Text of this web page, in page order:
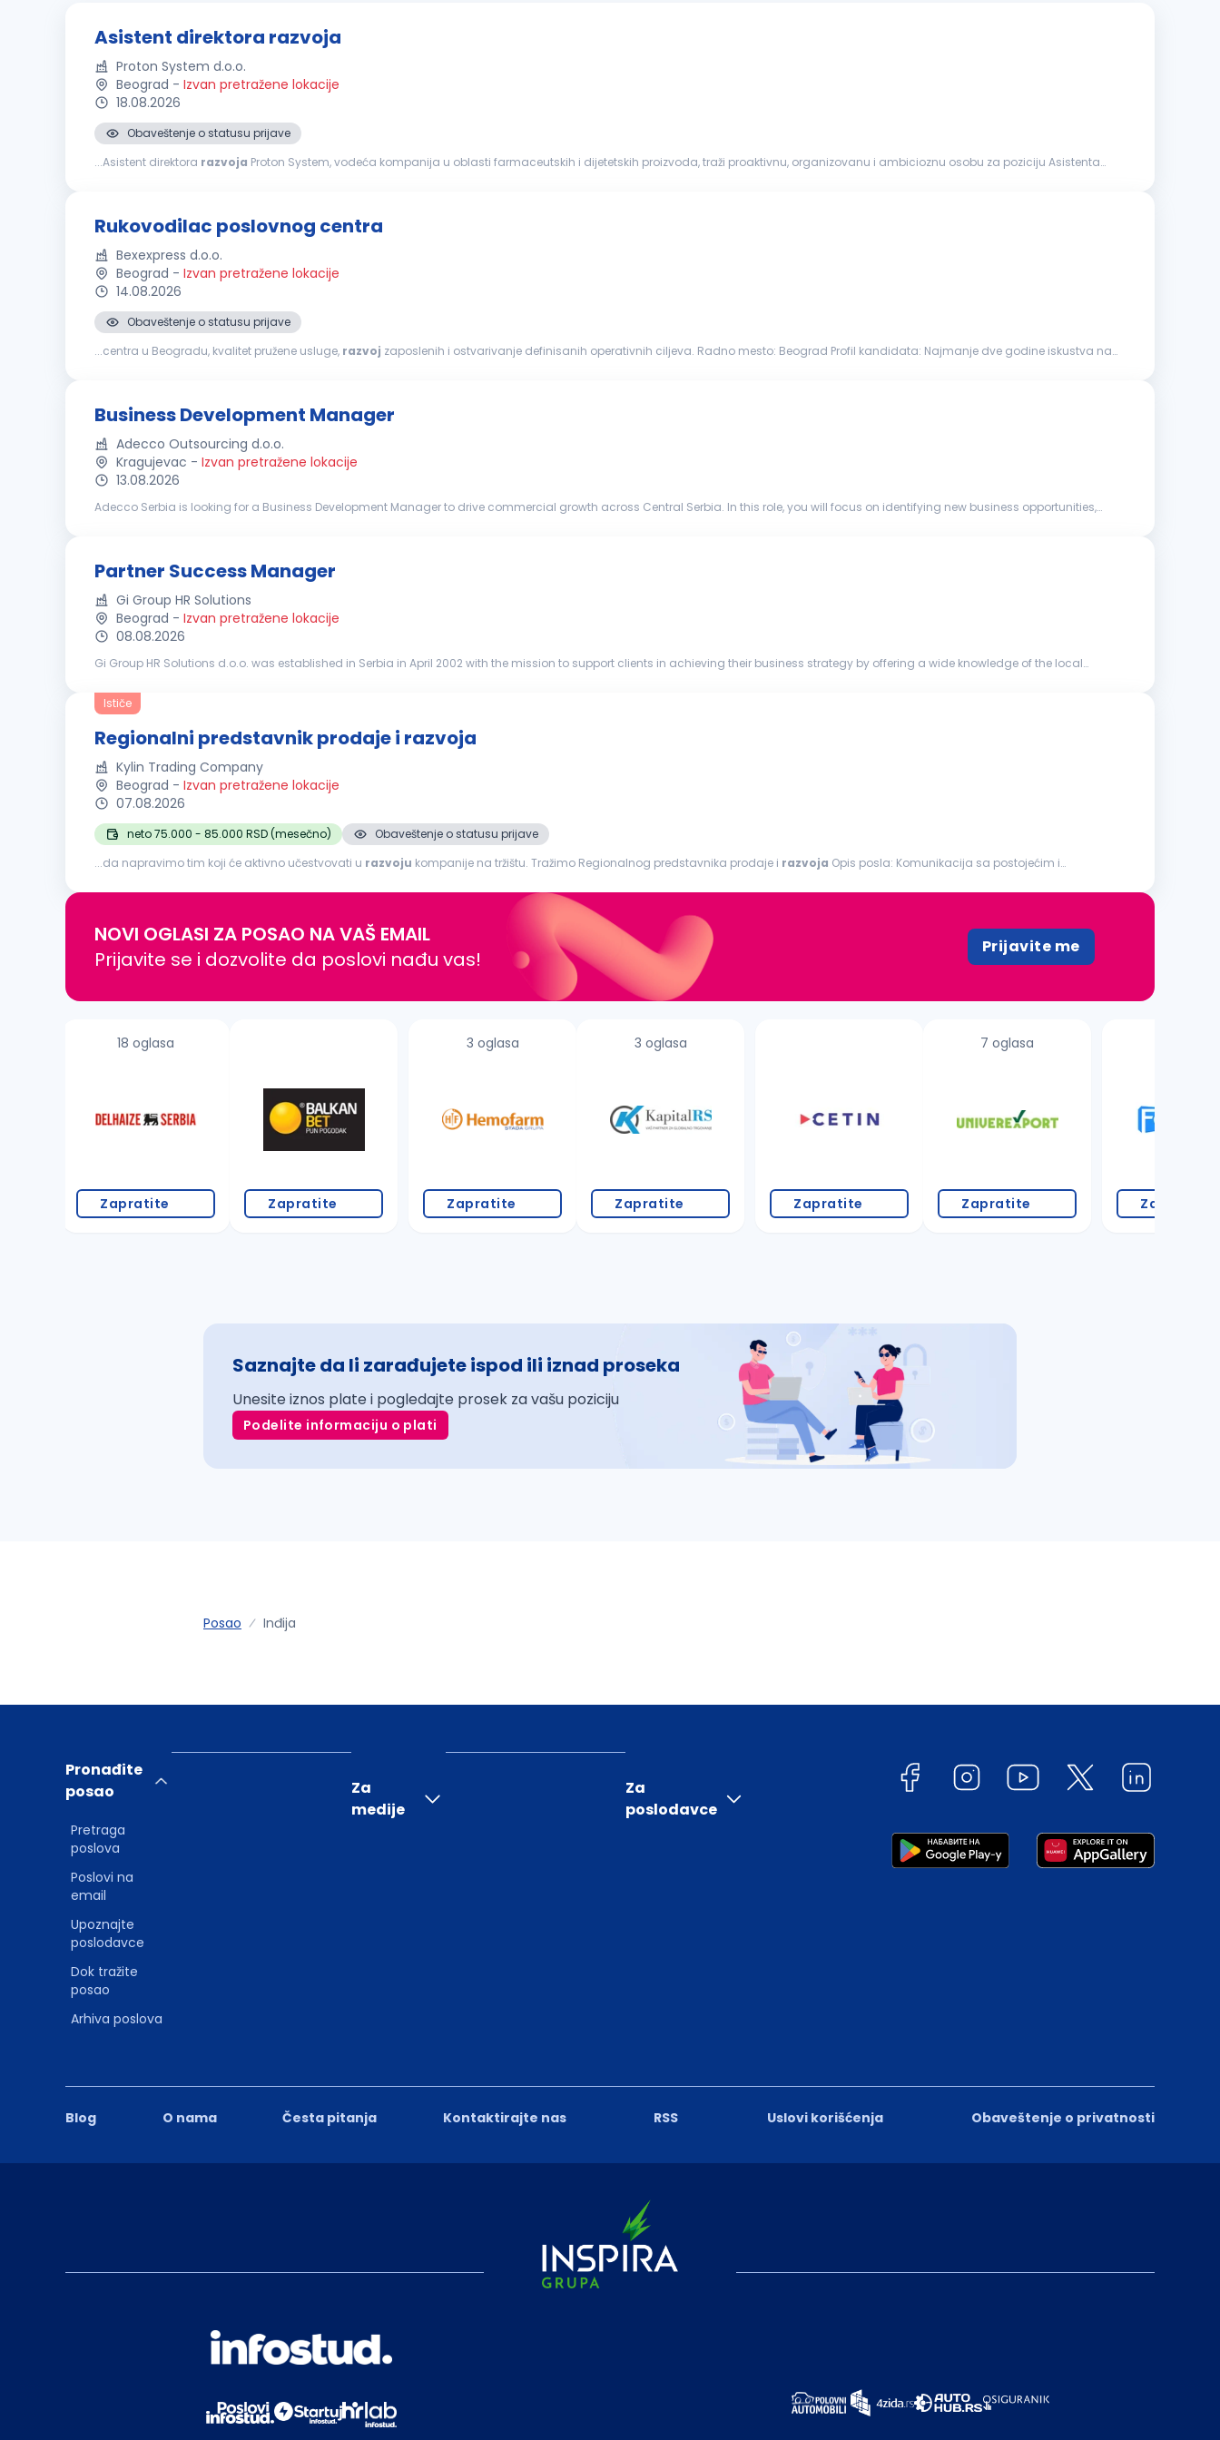
Asistent direktora razvoja
Proton System d.o.o.
Beograd - Izvan pretražene lokacije
18.08.2026
Obaveštenje o statusu prijave
...Asistent direktora razvoja Proton System, vodeća kompanija u oblasti farmaceutskih i dijetetskih proizvoda, traži proaktivnu, organizovanu i ambicioznu osobu za poziciju Asistenta
Rukovodilac poslovnog centra
Bexexpress d.o.o.
Beograd - Izvan pretražene lokacije
14.08.2026
Obaveštenje o statusu prijave
...centra u Beogradu, kvalitet pružene usluge, razvoj zaposlenih i ostvarivanje definisanih operativnih ciljeva. Radno mesto: Beograd Profil kandidata: Najmanje dve godine iskustva na
Business Development Manager
Adecco Outsourcing d.o.o.
Kragujevac - Izvan pretražene lokacije
13.08.2026
Adecco Serbia is looking for a Business Development Manager to drive commercial growth across Central Serbia. In this role, you will focus on identifying new business opportunities,
Partner Success Manager
Gi Group HR Solutions
Beograd - Izvan pretražene lokacije
08.08.2026
Gi Group HR Solutions d.o.o. was established in Serbia in April 2002 with the mission to support clients in achieving their business strategy by offering a wide knowledge of the local
Ističe
Regionalni predstavnik prodaje i razvoja
Kylin Trading Company
Beograd - Izvan pretražene lokacije
07.08.2026
neto 75.000 - 85.000 RSD (mesečno)
Obaveštenje o statusu prijave
...da napravimo tim koji će aktivno učestvovati u razvoju kompanije na tržištu. Tražimo Regionalnog predstavnika prodaje i razvoja Opis posla: Komunikacija sa postojećim i
NOVI OGLASI ZA POSAO NA VAŠ EMAIL
Prijavite se i dozvolite da poslovi nađu vas!
Prijavite me
18 oglasa
Zapratite Zapratite
3 oglasa
Zapratite
3 oglasa
Zapratite Zapratite
7 oglasa
Zapratite Zapratite
Saznajte da li zarađujete ispod ili iznad proseka
Unesite iznos plate i pogledajte prosek za vašu poziciju
Podelite informaciju o plati
Posao Inđija
Blog O nama Česta pitanja Kontaktirajte nas RSS Uslovi korišćenja Obaveštenje o privatnosti
Pronađite
posao
Pretraga
poslova
Poslovi na
email
Upoznajte
poslodavce
Dok tražite
posao
Arhiva poslova
Za
medije
Za
poslodavce